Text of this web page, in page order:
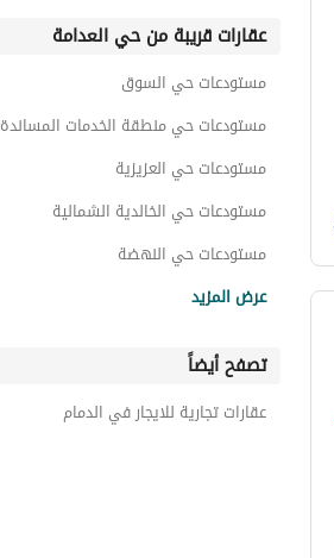
عقارات قريبة من حي العدامة
مستودعات حي السوق
مستودعات حي منطقة الخدمات المساندة
مستودعات حي العزيزية
مستودعات حي الخالدية الشمالية
مستودعات حي النهضة
مستودعات حي طيبة
مستودعات حي المنار
عرض المزيد
تصفح أيضاً
عقارات تجارية للايجار في الدمام